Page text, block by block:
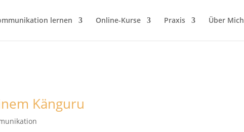
lernen Online-Kurse Praxis Über Mich
Känguru